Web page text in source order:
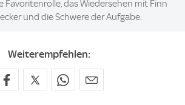
Favoritenrolle, das Wiedersehen mit Finn
und die Schwere der Aufgabe.
Weiterempfehlen: